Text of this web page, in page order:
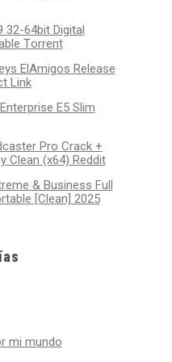
32-64bit Digital
Tоrrеnt
ElAmigos Release
Link
E5 Slim
Pro Crack +
Clean (x64) Reddit
& Business Full
[Clean] 2025
mi mundo